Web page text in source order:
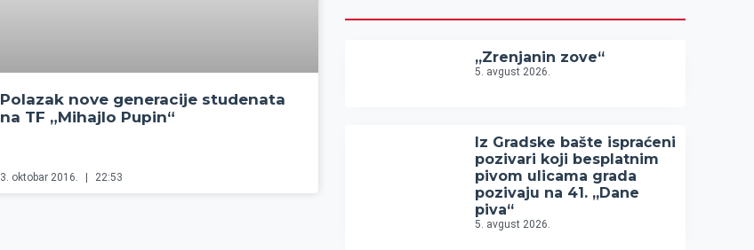
Polazak nove generacije studenata
na TF „Mihajlo Pupin“
3. oktobar 2016. 22:53
„Zrenjanin zove“
5. avgust 2026.
Iz Gradske bašte ispraćeni
pozivari koji besplatnim
pivom ulicama grada
pozivaju na 41. „Dane
piva“
5. avgust 2026.